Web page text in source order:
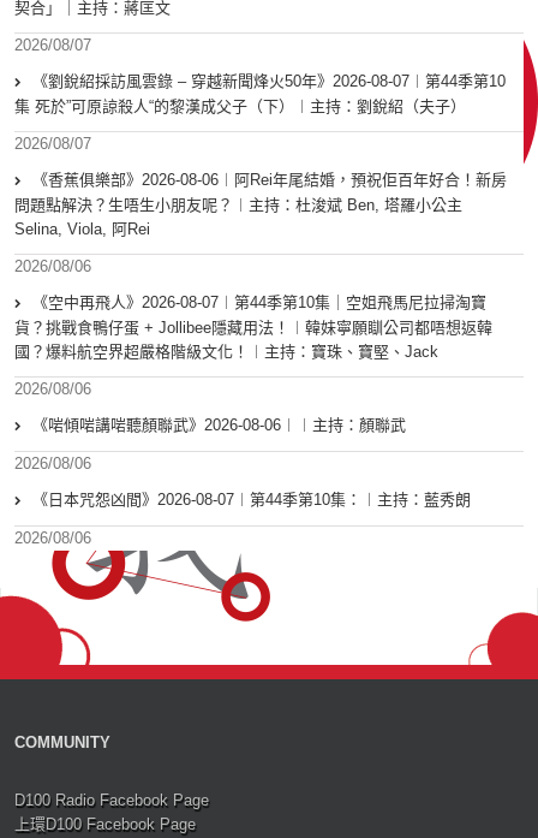
契合」｜主持：蔣匡文
2026/08/07
《劉銳紹採訪風雲錄 – 穿越新聞烽火50年》2026-08-07︱第44季第10
集 死於”可原諒殺人“的黎漢成父子（下）︱主持：劉銳紹（夫子）
2026/08/07
《香蕉俱樂部》2026-08-06︱阿Rei年尾結婚，預祝佢百年好合！新房
問題點解決？生唔生小朋友呢？︱主持：杜浚斌 Ben, 塔羅小公主
Selina, Viola, 阿Rei
2026/08/06
《空中再飛人》2026-08-07︱第44季第10集｜空姐飛馬尼拉掃淘寶
貨？挑戰食鴨仔蛋 + Jollibee隱藏用法！︱韓妹寧願瞓公司都唔想返韓
國？爆料航空界超嚴格階級文化！︱主持：寶珠、寶堅、Jack
2026/08/06
《啱傾啱講啱聽顏聯武》2026-08-06︱︱主持：顏聯武
2026/08/06
《日本咒怨凶間》2026-08-07︱第44季第10集：︱主持：藍秀朗
2026/08/06
COMMUNITY
D100 Radio Facebook Page
上環D100 Facebook Page